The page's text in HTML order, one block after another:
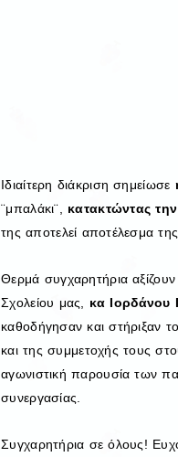
Ιδιαίτερη διάκριση σημείωσε
¨μπαλάκι¨, κατακτώντας
της αποτελεί αποτέλεσμα
Θερμά συγχαρητήρια
Σχολείου μας,
κα Ιορδάνου
καθοδήγησαν και στήριξαν
και της συμμετοχής τους
αγωνιστική παρουσία των
συνεργασίας.
Συγχαρητήρια σε όλους!